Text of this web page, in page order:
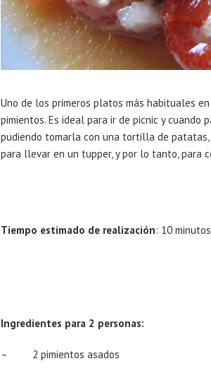
Uno de los primeros platos más habituales
pimientos. Es ideal para ir de picnic y cuando
pudiendo tomarla con una tortilla de patatas,
para llevar en un tupper, y por lo tanto, para
Tiempo estimado de realización: 10 minutos
Ingredientes para 2 personas:
– 2 pimientos asados